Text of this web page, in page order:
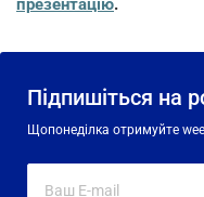
презентацію.
Підпишіться на
Щопонеділка отримуйте